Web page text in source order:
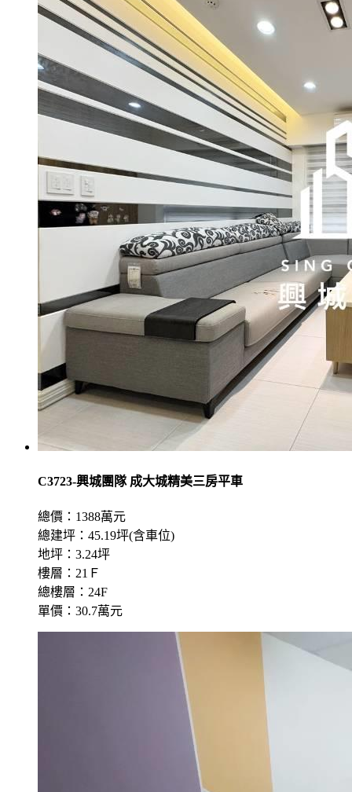
C3723-興城團隊 成大城精美三房平車
總價：1388萬元
總建坪：45.19坪(含車位)
地坪：3.24坪
樓層：21Ｆ
總樓層：24F
單價：30.7萬元